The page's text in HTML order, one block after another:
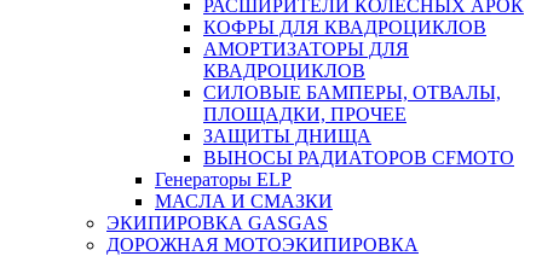
РАСШИРИТЕЛИ КОЛЕСНЫХ АРОК
КОФРЫ ДЛЯ КВАДРОЦИКЛОВ
АМОРТИЗАТОРЫ ДЛЯ
КВАДРОЦИКЛОВ
СИЛОВЫЕ БАМПЕРЫ, ОТВАЛЫ,
ПЛОЩАДКИ, ПРОЧЕЕ
ЗАЩИТЫ ДНИЩА
ВЫНОСЫ РАДИАТОРОВ CFMOTO
Генераторы ELP
МАСЛА И СМАЗКИ
ЭКИПИРОВКА GASGAS
ДОРОЖНАЯ МОТОЭКИПИРОВКА